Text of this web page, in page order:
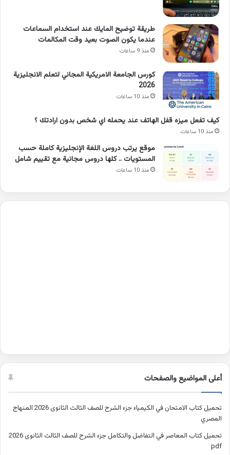
طريقة توضيح المايك عند استخدام السماعات
عندما يكون الصوت بعيد وقت المكالمات
منذ 9 ساعات
كورس الجامعة الامريكية المجاني لتعلم الانجليزية
2026
منذ 10 ساعات
كيف تفعل ميزه قفل الهاتف عند يحمله اي شخص بدون ارادتك ؟
منذ 10 ساعات
موقع يرتب دروس اللغة الإنجليزية كاملة حسب
المستويات .. كلها دروس مجانية مع تقييم شامل
منذ 10 ساعات
أعلى المواضيع والصفحات
تحميل كتاب الامتحان في الكيمياء جزء الشرح للصف الثالث الثانوى 2026 المنهاج
المصري
تحميل كتاب المعاصر في التفاضل والتكامل جزء الشرح للصف الثالث الثانوى 2026
pdf